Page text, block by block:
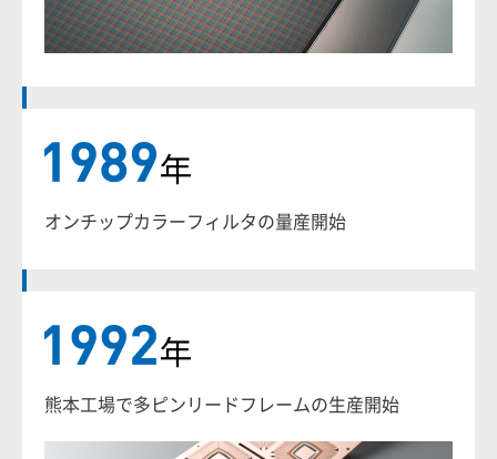
オンチップカラーフィルタの量産開始
熊本工場で多ピンリードフレームの生産開始